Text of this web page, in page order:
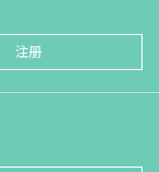
注册